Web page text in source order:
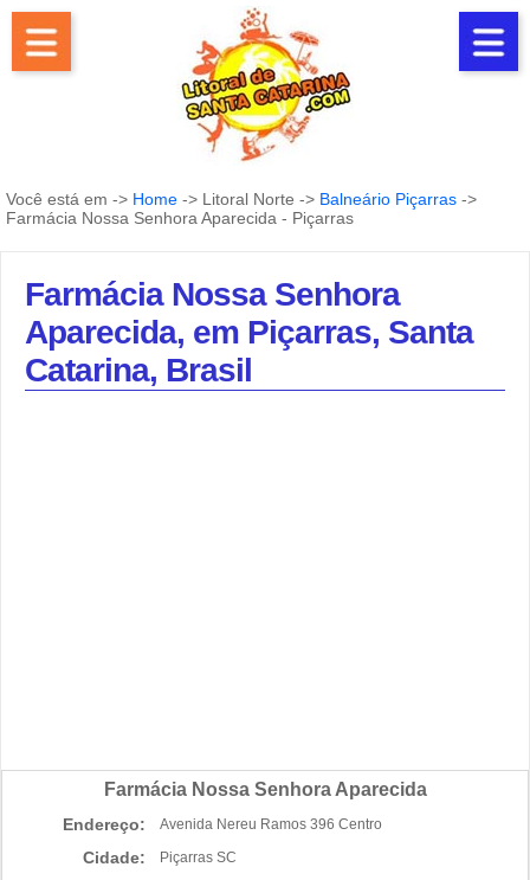
Você está em -> Home -> Litoral Norte -> Balneário Piçarras ->
Farmácia Nossa Senhora Aparecida - Piçarras
Farmácia Nossa Senhora
Aparecida, em Piçarras, Santa
Catarina, Brasil
Farmácia Nossa Senhora Aparecida
Endereço: Avenida Nereu Ramos 396 Centro
Cidade: Piçarras SC